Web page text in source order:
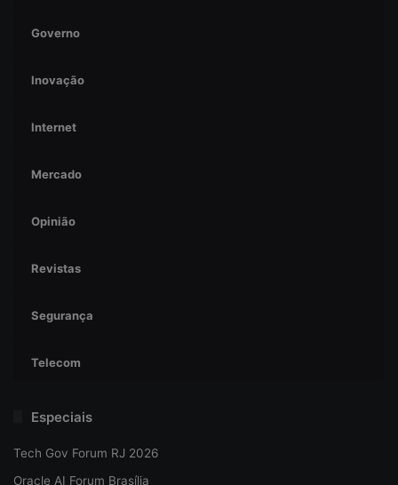
Governo
Inovação
Internet
Mercado
Opinião
Revistas
Segurança
Telecom
Especiais
Tech Gov Forum RJ 2026
Oracle AI Forum Brasília